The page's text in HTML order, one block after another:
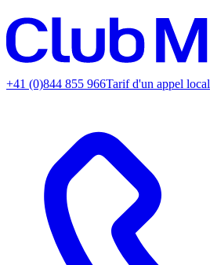
+41 (0)844 855 966Tarif d'un appel local